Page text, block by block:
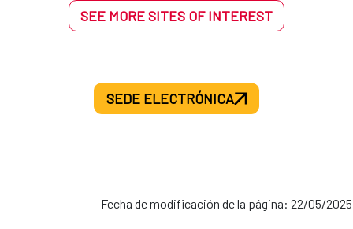
SEE MORE SITES OF INTEREST
SEDE ELECTRÓNICA
Fecha de modificación de la página: 22/05/2025